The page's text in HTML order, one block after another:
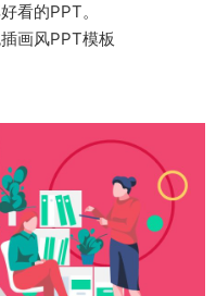
看的PPT。
画风PPT模板